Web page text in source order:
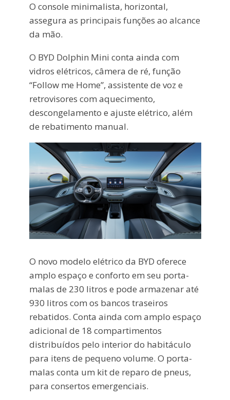
O console minimalista, horizontal,
assegura as principais funções ao alcance
da mão.
O BYD Dolphin Mini conta ainda com
vidros elétricos, câmera de ré, função
“Follow me Home”, assistente de voz e
retrovisores com aquecimento,
descongelamento e ajuste elétrico, além
de rebatimento manual.
O novo modelo elétrico da BYD oferece
amplo espaço e conforto em seu porta-
malas de 230 litros e pode armazenar até
930 litros com os bancos traseiros
rebatidos. Conta ainda com amplo espaço
adicional de 18 compartimentos
distribuídos pelo interior do habitáculo
para itens de pequeno volume. O porta-
malas conta um kit de reparo de pneus,
para consertos emergenciais.